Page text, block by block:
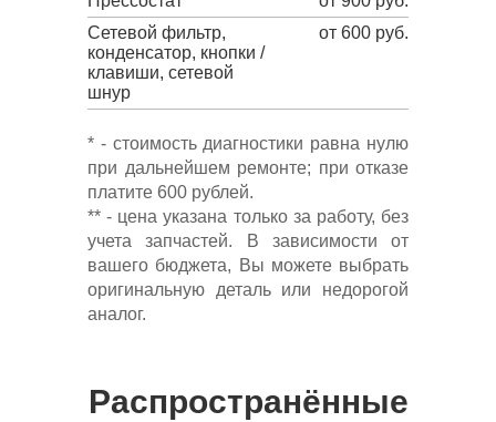
Сетевой фильтр,
конденсатор, кнопки /
клавиши, сетевой
шнур
от 600 руб.
* - стоимость диагностики равна нулю
при дальнейшем ремонте; при отказе
платите 600 рублей.
** - цена указана только за работу, без
учета запчастей. В зависимости от
вашего бюджета, Вы можете выбрать
оригинальную деталь или недорогой
аналог.
Распространённые